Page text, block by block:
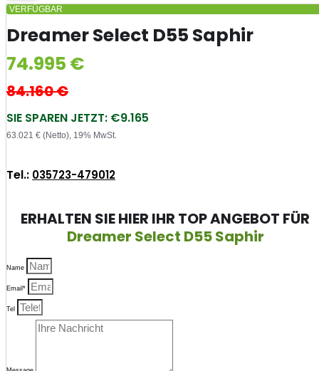
VERFÜGBAR
Dreamer Select D55 Saphir
74.995 €
84.160€
SIE SPAREN JETZT: €9.165
63.021 € (Netto), 19% MwSt.
Tel.: 035723-479012
ERHALTEN SIE HIER IHR TOP ANGEBOT FÜR
Dreamer Select D55 Saphir
Name
Email*
Tel